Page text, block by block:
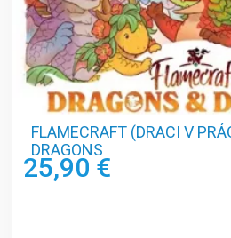
FLAMECRAFT (DRACI V
DRAGONS
25,90 €